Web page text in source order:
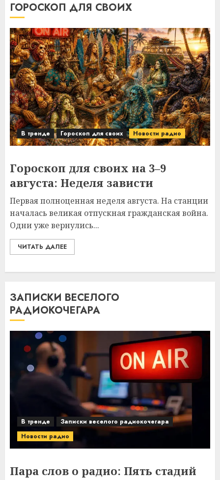
ГОРОСКОП ДЛЯ СВОИХ
В тренде Гороскоп для своих Новости радио
Гороскоп для своих на 3–9
августа: Неделя зависти
Первая полноценная неделя августа. На станции
началась великая отпускная гражданская война.
Одни уже вернулись...
ЧИТАТЬ ДАЛЕЕ
ЗАПИСКИ ВЕСЕЛОГО
РАДИОКОЧЕГАРА
В тренде
Записки веселого радиокочегара
Новости радио
Пара слов о радио: Пять стадий